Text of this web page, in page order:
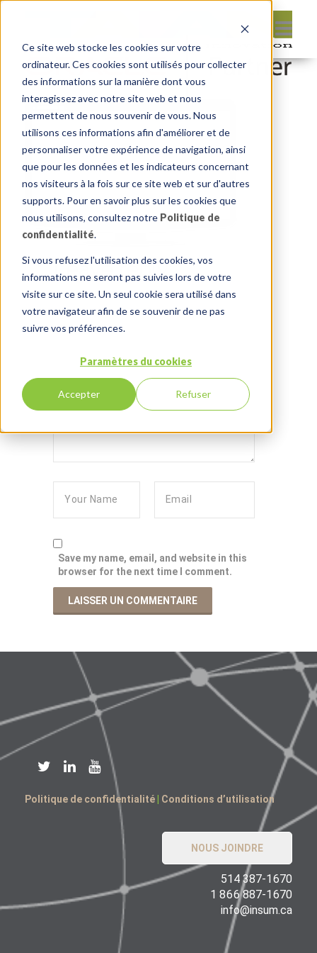
Ce site web stocke les cookies sur votre
ordinateur. Ces cookies sont utilisés pour collecter
des informations sur la manière dont vous
interagissez avec notre site web et nous
permettent de nous souvenir de vous. Nous
utilisons ces informations afin d'améliorer et de
personnaliser votre expérience de navigation, ainsi
que pour les données et les indicateurs concernant
nos visiteurs à la fois sur ce site web et sur d'autres
supports. Pour en savoir plus sur les cookies que
nous utilisons, consultez notre Politique de
confidentialité.
Si vous refusez l'utilisation des cookies, vos
informations ne seront pas suivies lors de votre
visite sur ce site. Un seul cookie sera utilisé dans
votre navigateur afin de se souvenir de ne pas
suivre vos préférences.
Paramètres du cookies
Accepter Refuser
Leave reply:
Save my name, email, and website in this
browser for the next time I comment.
Politique de confidentialité Conditions d’utilisation
NOUS JOINDRE
514 387-1670
1 866 887-1670
info@insum.ca